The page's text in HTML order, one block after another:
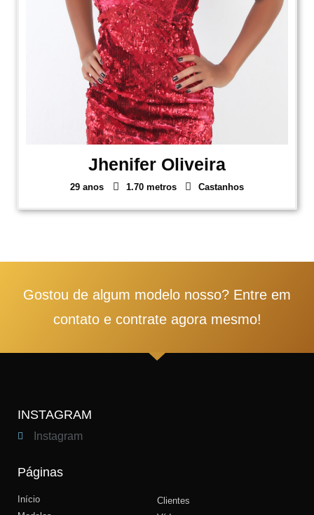
Jhenifer Oliveira
29 anos 1.70 metros Castanhos
Gostou de algum modelo nosso? Entre em
contato e contrate agora mesmo!
INSTAGRAM
Instagram
Páginas
Início
Clientes